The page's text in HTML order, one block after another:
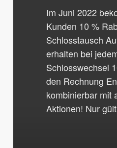
Im Juni 2022
Kunden 10 %
Schlosstausch
erhalten bei
Schlosswechsel
den Rechnung
kombinierbar mit
Aktionen! Nur